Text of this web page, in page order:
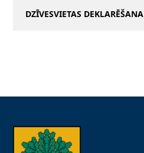
DZĪVESVIETAS DEKLARĒŠANA